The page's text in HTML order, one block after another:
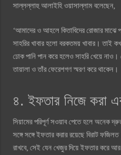
সাল্লল্লাহু আলাইহি ওয়াসাল্লাম বলেছেন,
‘আমাদের ও আহলে কিতাবিদের রোজার মাঝে
সাহরির খাবার হলো বরকতময় খাবার। তাই
ঢোক পানি পান করে হলেও সাহরি খেয়ে
তায়ালা ও তাঁর ফেরেশগণ স্মরণ করে থাকেন।
৪. ইফতার নিজে করা
সিয়ামের পরিপূর্ণ সওয়াব পেতে হলে অনেক
সঙ্গে সঙ্গে ইফতার করার রয়েছে বিরাট
রাখবে, সেই যেন খেজুর দিয়ে ইফতার করে আর